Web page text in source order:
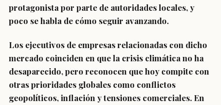
protagonista por parte de autoridades locales, y
poco se habla de cómo seguir avanzando.
Los ejecutivos de empresas relacionadas con dicho
mercado coinciden en que la crisis climática no ha
desaparecido, pero reconocen que hoy compite con
otras prioridades globales como conflictos
geopolíticos, inflación y tensiones comerciales. En